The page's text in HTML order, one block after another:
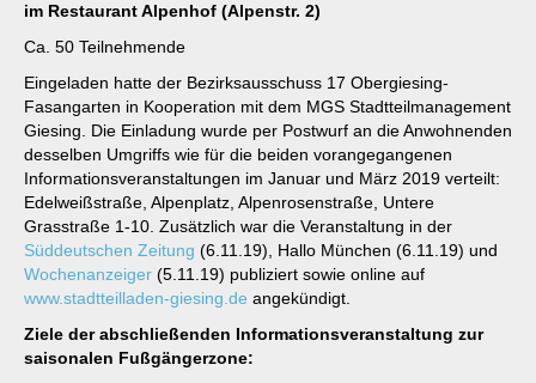
im Restaurant Alpenhof (Alpenstr. 2)
Ca. 50 Teilnehmende
Eingeladen hatte der Bezirksausschuss 17 Obergiesing-
Fasangarten in Kooperation mit dem MGS Stadtteilmanagement
Giesing. Die Einladung wurde per Postwurf an die Anwohnenden
desselben Umgriffs wie für die beiden vorangegangenen
Informationsveranstaltungen im Januar und März 2019 verteilt:
Edelweißstraße, Alpenplatz, Alpenrosenstraße, Untere
Grasstraße 1-10. Zusätzlich war die Veranstaltung in der
Süddeutschen Zeitung (6.11.19), Hallo München (6.11.19) und
Wochenanzeiger (5.11.19) publiziert sowie online auf
www.stadtteilladen-giesing.de angekündigt.
Ziele der abschließenden Informationsveranstaltung zur
saisonalen Fußgängerzone: